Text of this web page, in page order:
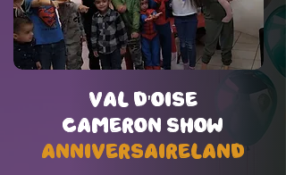
val d'oise
Cameron Show
AnniversaireLand
val d'oise
Cameron Show
AnniversaireLand